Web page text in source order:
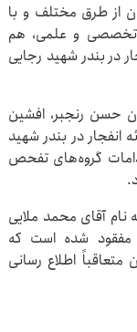
از طرق مختلف و با
تخصصی و علمی، هم
انفجار در بندر شهید رجایی
حسن رنجبر، افشین
در بندر شهید
گروه‌های تفحص
نام آقای محمد ملایی
مفقود شده است که
اطلاع رسانی